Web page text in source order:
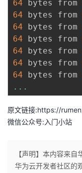
64 bytes from
64 bytes from
64 bytes from
64 bytes from
64 bytes from
64 bytes from
64 bytes from
...
原文链接:https://
微信公众号:入门小站
【声明】本内容来
华为云开发者社区的